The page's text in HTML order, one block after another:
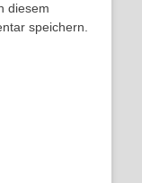
diesem
speichern.